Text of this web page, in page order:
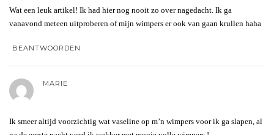
Wat een leuk artikel! Ik had hier nog nooit zo over nagedacht. Ik ga
vanavond meteen uitproberen of mijn wimpers er ook van gaan krullen haha
BEANTWOORDEN
MARIE
Ik smeer altijd voorzichtig wat vaseline op m’n wimpers voor ik ga slapen, al